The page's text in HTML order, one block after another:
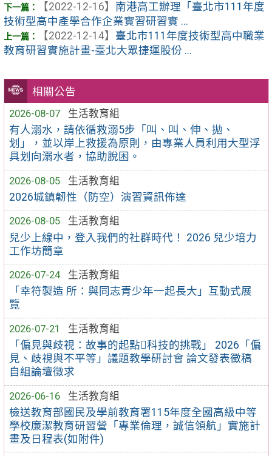
相關公告
2026-08-07
生活教育組
有人溺水，請依循救溺5步「叫、叫、伸、拋、
划」，並以岸上救援為原則，由專業人員利用大型浮
具划向溺水者，協助脫困。
2026-08-05
生活教育組
2026城鎮韌性（防空）演習資訊佈達
2026-08-05
生活教育組
兒少上線中，登入我們的社群時代！ 2026 兒少培力
工作坊簡章
2026-07-24
生活教育組
「幸符製造 所：與同志青少年一起長大」互動式展
覽
2026-07-21
生活教育組
「偏見與歧視：故事的起點科技的挑戰」 2026「偏
見、歧視與不平等」議題教學研討會 論文發表徵稿
自組論壇徵求
2026-06-16
生活教育組
檢送教育部國民及學前教育署115年度全國高級中等
學校廉潔教育研習營「專業倫理，誠信領航」實施計
畫及日程表(如附件)
【2022-12-16】 南港高工辦理「臺北市111年度
技術型高中產學合作企業實習研習實 ...
【2022-12-14】 臺北市111年度技術型高中職業
教育研習實施計畫-臺北大眾捷運股份 ...